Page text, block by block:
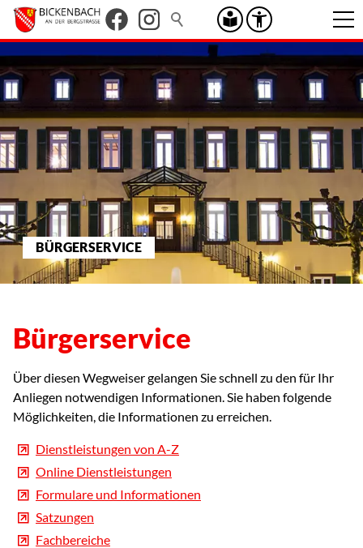
BÜRGERSERVICE
Bürgerservice
Über diesen Wegweiser gelangen Sie schnell zu den für Ihr
Anliegen notwendigen Informationen. Sie haben folgende
Möglichkeiten, die Informationen zu erreichen.
Dienstleistungen von A-Z
Online Dienstleistungen
Formulare und Informationen
Satzungen
Fachbereiche